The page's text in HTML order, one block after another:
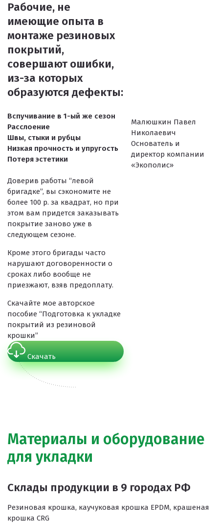
Рабочие, не
имеющие опыта в
монтаже резиновых
покрытий,
совершают ошибки,
из-за которых
образуются дефекты:
Вспучивание в 1-ый же сезон
Расслоение
Швы, стыки и рубцы
Низкая прочность и упругость
Потеря эстетики
Доверив работы “левой
бригадке”, вы сэкономите не
более 100 р. за квадрат, но при
этом вам придется заказывать
покрытие заново уже в
следующем сезоне.
Кроме этого бригады часто
нарушают договоренности о
сроках либо вообще не
приезжают, взяв предоплату.
Скачайте мое авторское
пособие “Подготовка к укладке
покрытий из резиновой
крошки”
Скачать
Малюшкин Павел
Николаевич
Основатель и
директор компании
«Экополис»
Материалы и оборудование
для укладки
Склады продукции в 9 городах РФ
Резиновая крошка, каучуковая крошка EPDM, крашеная
крошка CRG